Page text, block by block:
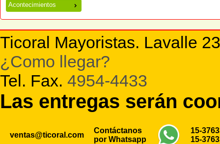
Acontecimientos
Ticoral Mayoristas. Lavalle
¿Como llegar?
Tel. Fax. 4954-4433
Las entregas serán
ventas@ticoral.com
Contáctanos
por Whatsapp
15-
15-